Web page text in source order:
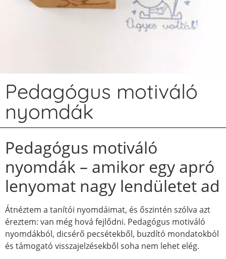
Pedagógus motiváló
nyomdák
Pedagógus motiváló
nyomdák – amikor egy apró
lenyomat nagy lendületet ad
Átnéztem a tanítói nyomdáimat, és őszintén szólva azt
éreztem: van még hová fejlődni. Pedagógus motiváló
nyomdákból, dicsérő pecsétekből, buzdító mondatokból
és támogató visszajelzésekből soha nem lehet elég.